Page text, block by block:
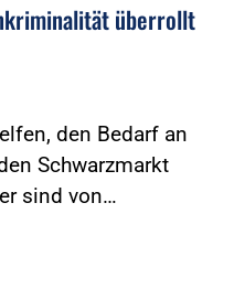
überrollt
den Bedarf an
Schwarzmarkt
sind von…